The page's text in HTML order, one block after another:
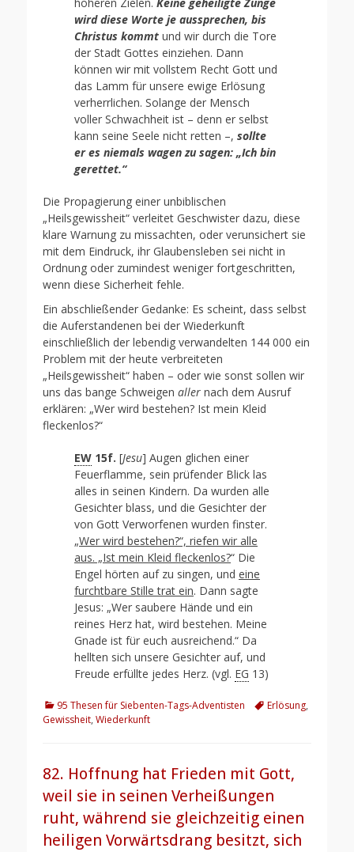
wird diese Worte je aussprechen, bis
Christus kommt und wir durch die Tore
der Stadt Gottes einziehen. Dann
können wir mit vollstem Recht Gott und
das Lamm für unsere ewige Erlösung
verherrlichen. Solange der Mensch
voller Schwachheit ist – denn er selbst
kann seine Seele nicht retten –, sollte
er es niemals wagen zu sagen: „Ich bin
gerettet.“
Die Propagierung einer unbiblischen
„Heilsgewissheit“ verleitet Geschwister dazu, diese
klare Warnung zu missachten, oder verunsichert sie
mit dem Eindruck, ihr Glaubensleben sei nicht in
Ordnung oder zumindest weniger fortgeschritten,
wenn diese Sicherheit fehle.
Ein abschließender Gedanke: Es scheint, dass selbst
die Auferstandenen bei der Wiederkunft
einschließlich der lebendig verwandelten 144 000 ein
Problem mit der heute verbreiteten
„Heilsgewissheit“ haben – oder wie sonst sollen wir
uns das bange Schweigen aller nach dem Ausruf
erklären: „Wer wird bestehen? Ist mein Kleid
fleckenlos?“
EW 15f. [Jesu] Augen glichen einer
Feuerflamme, sein prüfender Blick las
alles in seinen Kindern. Da wurden alle
Gesichter blass, und die Gesichter der
von Gott Verworfenen wurden finster.
„Wer wird bestehen?“, riefen wir alle
aus. „Ist mein Kleid fleckenlos?“ Die
Engel hörten auf zu singen, und eine
furchtbare Stille trat ein. Dann sagte
Jesus: „Wer saubere Hände und ein
reines Herz hat, wird bestehen. Meine
Gnade ist für euch ausreichend.“ Da
hellten sich unsere Gesichter auf, und
Freude erfüllte jedes Herz. (vgl. EG 13)
Kategorien
95 Thesen für Siebenten-Tags-Adventisten Schlagworte
Erlösung,
Gewissheit, Wiederkunft
82. Hoffnung hat Frieden mit Gott,
weil sie in seinen Verheißungen
ruht, während sie gleichzeitig einen
heiligen Vorwärtsdrang besitzt, sich